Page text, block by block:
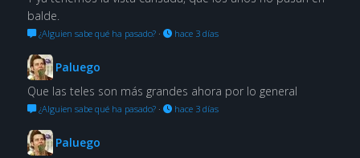
balde.
¿Alguien sabe qué ha pasado?· hace 3 días
Paluego
Que las teles son más grandes ahora por lo general
¿Alguien sabe qué ha pasado?· hace 3 días
Paluego